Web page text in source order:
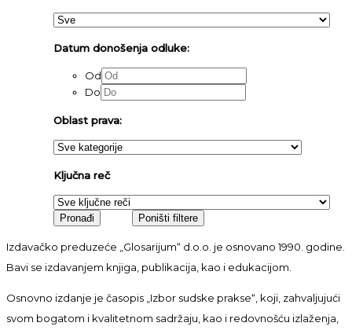
Datum donošenja odluke:
Od
Do
Oblast prava:
Ključna reč
Izdavačko preduzeće „Glosarijum“ d.o.o. je osnovano 1990. godine.
Bavi se izdavanjem knjiga, publikacija, kao i edukacijom.
Osnovno izdanje je časopis „Izbor sudske prakse“, koji, zahvaljujući
svom bogatom i kvalitetnom sadržaju, kao i redovnošću izlaženja,